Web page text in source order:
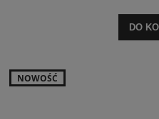
DO
NOWOŚĆ